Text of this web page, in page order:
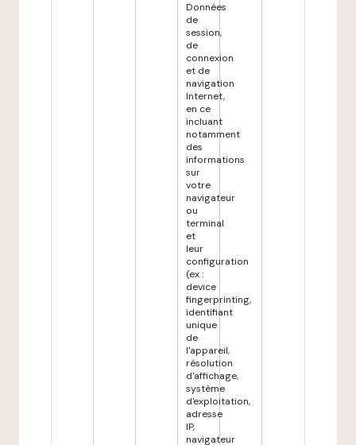
Données
de
session,
de
connexion
et de
navigation
Internet,
en ce
incluant
notamment
des
informations
sur
votre
navigateur
ou
terminal
et
leur
configuration
(ex :
device
fingerprinting,
identifiant
unique
de
l'appareil,
résolution
d'affichage,
système
d'exploitation,
adresse
IP,
navigateur